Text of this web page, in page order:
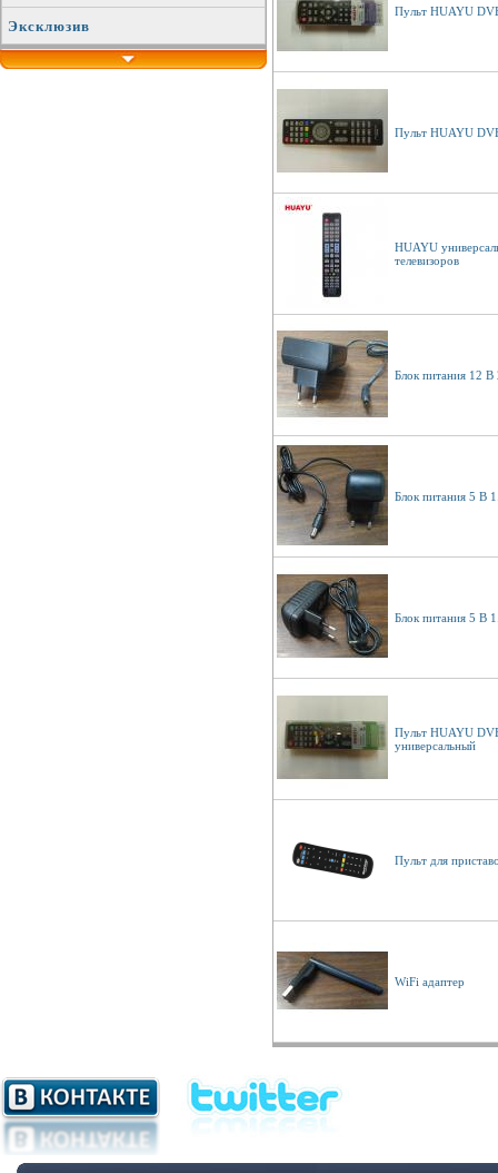
Эксклюзив
Пульт HUAYU
Пульт HUAYU
HUAYU
телевизоров
Блок питания 12
Блок питания 5 В
Блок питания 5 В
Пульт HUAYU
универсальный
Пульт для
WiFi адаптер